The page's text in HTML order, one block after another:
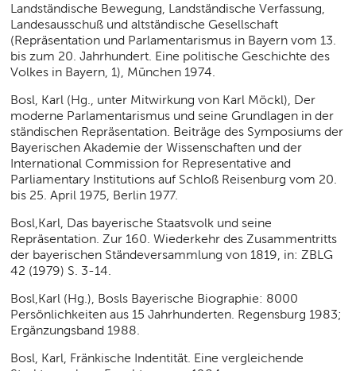
Landständische Bewegung, Landständische Verfassung,
Landesausschuß und altständische Gesellschaft
(Repräsentation und Parlamentarismus in Bayern vom 13.
bis zum 20. Jahrhundert. Eine politische Geschichte des
Volkes in Bayern, 1), München 1974.
Bosl, Karl (Hg., unter Mitwirkung von Karl Möckl), Der
moderne Parlamentarismus und seine Grundlagen in der
ständischen Repräsentation. Beiträge des Symposiums der
Bayerischen Akademie der Wissenschaften und der
International Commission for Representative and
Parliamentary Institutions auf Schloß Reisenburg vom 20.
bis 25. April 1975, Berlin 1977.
Bosl,Karl, Das bayerische Staatsvolk und seine
Repräsentation. Zur 160. Wiederkehr des Zusammentritts
der bayerischen Ständeversammlung von 1819, in: ZBLG
42 (1979) S. 3-14.
Bosl,Karl (Hg.), Bosls Bayerische Biographie: 8000
Persönlichkeiten aus 15 Jahrhunderten. Regensburg 1983;
Ergänzungsband 1988.
Bosl, Karl, Fränkische Indentität. Eine vergleichende